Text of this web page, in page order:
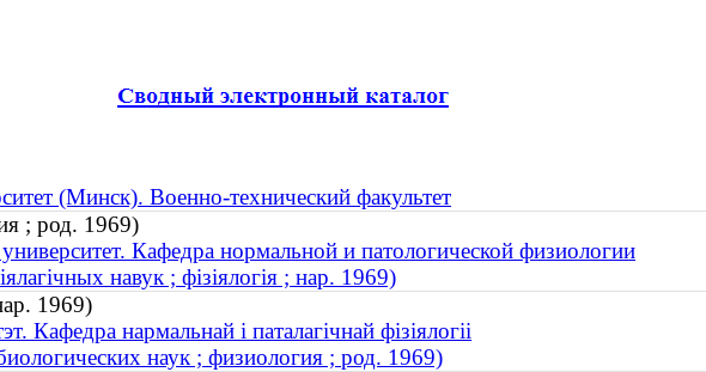
(Минск). Военно-технический факультет
; род. 1969)
Кафедра нормальной и патологической физиологии
навук ; фізіялогія ; нар. 1969)
1969)
Кафедра нармальнай і паталагічнай фізіялогіі
наук ; физиология ; род. 1969)